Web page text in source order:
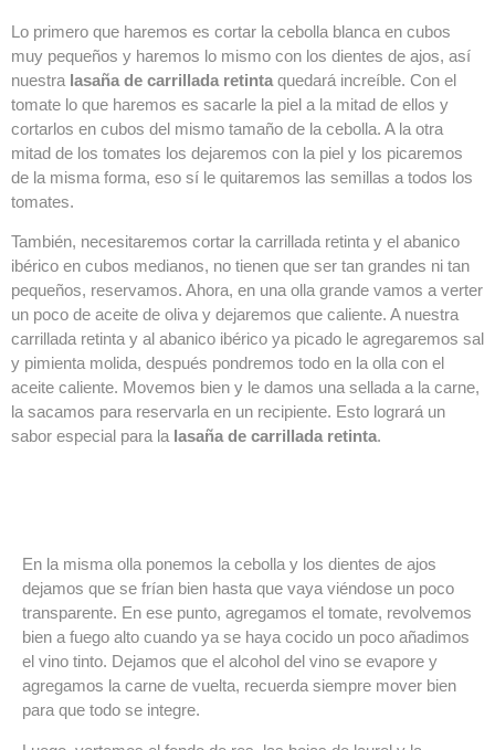
Lo primero que haremos es cortar la cebolla blanca en cubos
muy pequeños y haremos lo mismo con los dientes de ajos, así
nuestra lasaña de carrillada retinta quedará increíble. Con el
tomate lo que haremos es sacarle la piel a la mitad de ellos y
cortarlos en cubos del mismo tamaño de la cebolla. A la otra
mitad de los tomates los dejaremos con la piel y los picaremos
de la misma forma, eso sí le quitaremos las semillas a todos los
tomates.
También, necesitaremos cortar la carrillada retinta y el abanico
ibérico en cubos medianos, no tienen que ser tan grandes ni tan
pequeños, reservamos. Ahora, en una olla grande vamos a verter
un poco de aceite de oliva y dejaremos que caliente. A nuestra
carrillada retinta y al abanico ibérico ya picado le agregaremos sal
y pimienta molida, después pondremos todo en la olla con el
aceite caliente. Movemos bien y le damos una sellada a la carne,
la sacamos para reservarla en un recipiente. Esto logrará un
sabor especial para la lasaña de carrillada retinta.
En la misma olla ponemos la cebolla y los dientes de ajos
dejamos que se frían bien hasta que vaya viéndose un poco
transparente. En ese punto, agregamos el tomate, revolvemos
bien a fuego alto cuando ya se haya cocido un poco añadimos
el vino tinto. Dejamos que el alcohol del vino se evapore y
agregamos la carne de vuelta, recuerda siempre mover bien
para que todo se integre.